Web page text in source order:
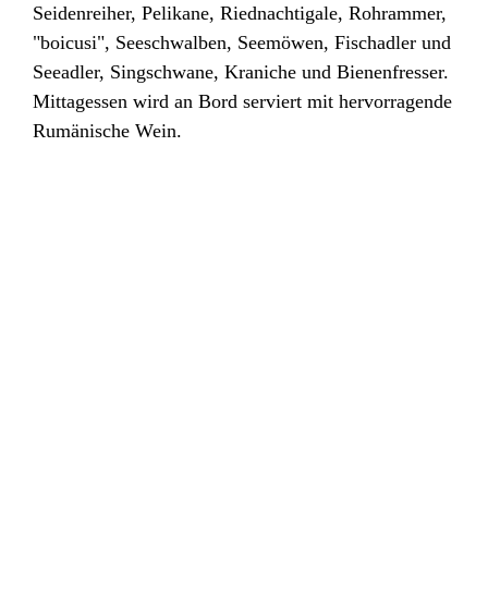
Seidenreiher, Pelikane, Riednachtigale, Rohrammer,
"boicusi", Seeschwalben, Seemöwen, Fischadler und
Seeadler, Singschwane, Kraniche und Bienenfresser.
Mittagessen wird an Bord serviert mit hervorragende
Rumänische Wein.